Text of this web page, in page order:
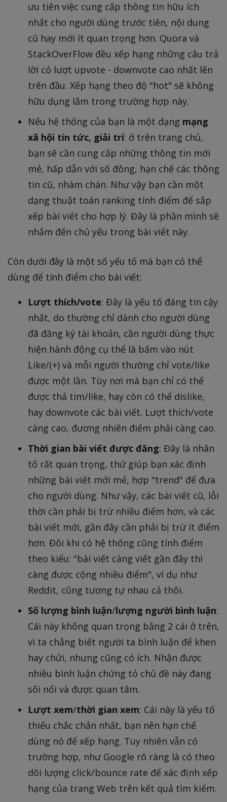
ưu tiên việc cung cấp thông tin hữu ích
nhất cho người dùng trước tiên, nội dung
cũ hay mới ít quan trọng hơn. Quora và
StackOverFlow đều xếp hạng những câu trả
lời có lượt upvote - downvote cao nhất lên
trên đầu. Xếp hạng theo độ "hot" sẽ không
hữu dụng lắm trong trường hợp này.
Nếu hệ thống của bạn là một dạng mạng
xã hội tin tức, giải trí: ở trên trang chủ,
bạn sẽ cần cung cấp những thông tin mới
mẻ, hấp dẫn với số đông, hạn chế các thông
tin cũ, nhàm chán. Như vậy bạn cần một
dạng thuật toán ranking tính điểm để sắp
xếp bài viết cho hợp lý. Đây là phần mình sẽ
nhắm đến chủ yếu trong bài viết này.
Còn dưới đây là một số yếu tố mà bạn có thể
dùng để tính điểm cho bài viết:
Lượt thích/vote: Đây là yếu tố đáng tin cậy
nhất, do thường chỉ dành cho người dùng
đã đăng ký tài khoản, cần người dùng thực
hiện hành động cụ thể là bấm vào nút
Like/(+) và mỗi người thường chỉ vote/like
được một lần. Tùy nơi mà bạn chỉ có thể
được thả tim/like, hay còn có thể dislike,
hay downvote các bài viết. Lượt thích/vote
càng cao, đương nhiên điểm phải càng cao.
Thời gian bài viết được đăng: Đây là nhân
tố rất quan trọng, thứ giúp bạn xác định
những bài viết mới mẻ, hợp "trend" để đưa
cho người dùng. Như vậy, các bài viết cũ, lỗi
thời cần phải bị trừ nhiều điểm hơn, và các
bài viết mới, gần đây cần phải bị trừ ít điểm
hơn. Đôi khi có hệ thống cũng tính điểm
theo kiểu: "bài viết càng viết gần đây thì
càng được cộng nhiều điểm", ví dụ như
Reddit, cũng tương tự nhau cả thôi.
Số lượng bình luận/lượng người bình luận:
Cái này không quan trọng bằng 2 cái ở trên,
vì ta chẳng biết người ta bình luận để khen
hay chửi, nhưng cũng có ích. Nhận được
nhiều bình luận chứng tỏ chủ đề này đang
sôi nổi và được quan tâm.
Lượt xem/thời gian xem: Cái này là yếu tố
thiếu chắc chắn nhất, bạn nên hạn chế
dùng nó để xếp hạng. Tuy nhiên vẫn có
trường hợp, như Google rõ ràng là có theo
dõi lượng click/bounce rate để xác định xếp
hạng của trang Web trên kết quả tìm kiếm.